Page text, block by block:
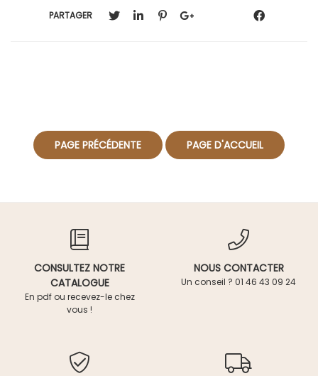
PARTAGER
CONSULTEZ NOTRE
CATALOGUE
En pdf ou recevez-le chez
vous !
NOUS CONTACTER
Un conseil ? 01 46 43 09 24